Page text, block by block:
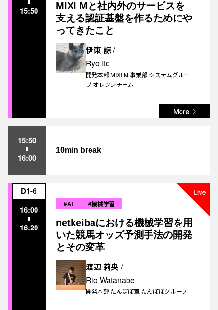
15:50
MIXI Mと社内外のサービスを
支える認証基盤を作るためにや
ってきたこと
伊東 諒/
Ryo Ito
開発本部 MIXI M 事業部 システムグルー
プ オレンジチーム
15:50
16:00
10min break
D1-6
16:00
16:20
#AI #機械学習
netkeibaにおける機械学習を用
いた競馬オッズ予測手法の開発
とその変革
渡辺 莉央 /
Rio Watanabe
開発本部 たんぽぽ室 たんぽぽグループ